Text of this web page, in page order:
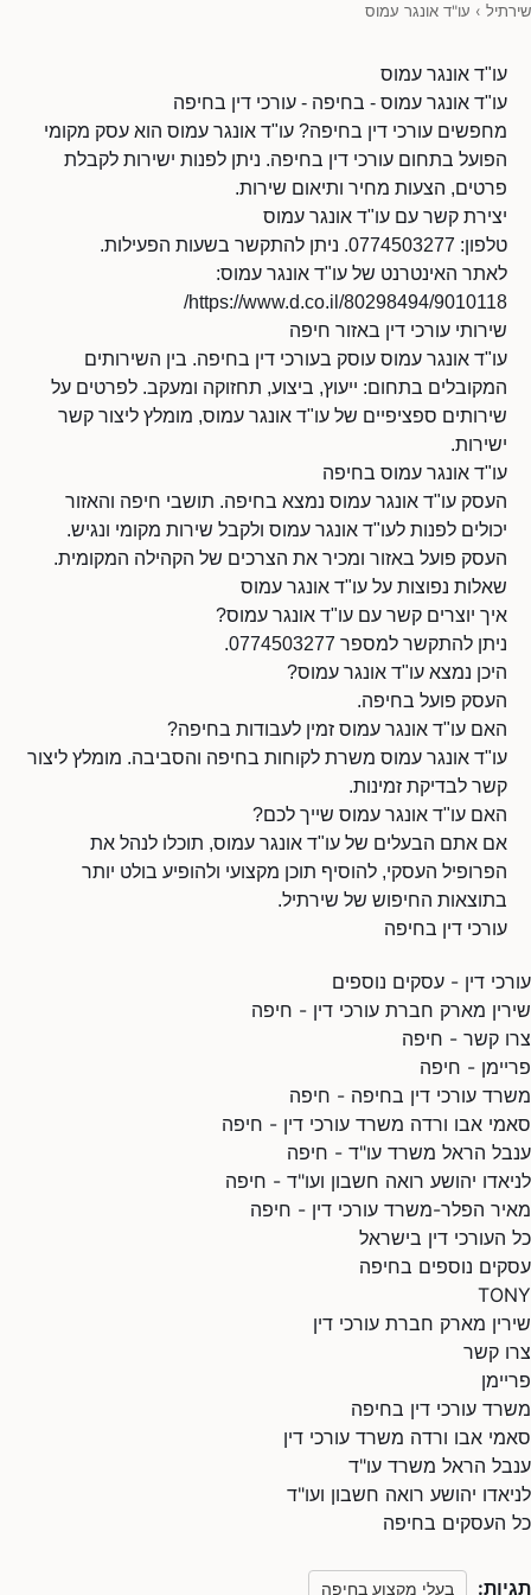
שירתיל › עו"ד אונגר עמוס
עו"ד אונגר עמוס
עו"ד אונגר עמוס - בחיפה - עורכי דין בחיפה
מחפשים עורכי דין בחיפה? עו"ד אונגר עמוס הוא עסק מקומי
הפועל בתחום עורכי דין בחיפה. ניתן לפנות ישירות לקבלת
פרטים, הצעות מחיר ותיאום שירות.
יצירת קשר עם עו"ד אונגר עמוס
טלפון: 0774503277. ניתן להתקשר בשעות הפעילות.
לאתר האינטרנט של עו"ד אונגר עמוס:
https://www.d.co.il/80298494/9010118/
שירותי עורכי דין באזור חיפה
עו"ד אונגר עמוס עוסק בעורכי דין בחיפה. בין השירותים
המקובלים בתחום: ייעוץ, ביצוע, תחזוקה ומעקב. לפרטים על
שירותים ספציפיים של עו"ד אונגר עמוס, מומלץ ליצור קשר
ישירות.
עו"ד אונגר עמוס בחיפה
העסק עו"ד אונגר עמוס נמצא בחיפה. תושבי חיפה והאזור
יכולים לפנות לעו"ד אונגר עמוס ולקבל שירות מקומי ונגיש.
העסק פועל באזור ומכיר את הצרכים של הקהילה המקומית.
שאלות נפוצות על עו"ד אונגר עמוס
איך יוצרים קשר עם עו"ד אונגר עמוס?
ניתן להתקשר למספר 0774503277.
היכן נמצא עו"ד אונגר עמוס?
העסק פועל בחיפה.
האם עו"ד אונגר עמוס זמין לעבודות בחיפה?
עו"ד אונגר עמוס משרת לקוחות בחיפה והסביבה. מומלץ ליצור
קשר לבדיקת זמינות.
האם עו"ד אונגר עמוס שייך לכם?
אם אתם הבעלים של עו"ד אונגר עמוס, תוכלו לנהל את
הפרופיל העסקי, להוסיף תוכן מקצועי ולהופיע בולט יותר
בתוצאות החיפוש של שירתיל.
עורכי דין בחיפה
עורכי דין - עסקים נוספים
שירין מארק חברת עורכי דין - חיפה
צרו קשר - חיפה
פריימן - חיפה
משרד עורכי דין בחיפה - חיפה
סאמי אבו ורדה משרד עורכי דין - חיפה
ענבל הראל משרד עו"ד - חיפה
לניאדו יהושע רואה חשבון ועו"ד - חיפה
מאיר הפלר-משרד עורכי דין - חיפה
כל העורכי דין בישראל
עסקים נוספים בחיפה
TONY
שירין מארק חברת עורכי דין
צרו קשר
פריימן
משרד עורכי דין בחיפה
סאמי אבו ורדה משרד עורכי דין
ענבל הראל משרד עו"ד
לניאדו יהושע רואה חשבון ועו"ד
כל העסקים בחיפה
תגיות: בעלי מקצוע בחיפה